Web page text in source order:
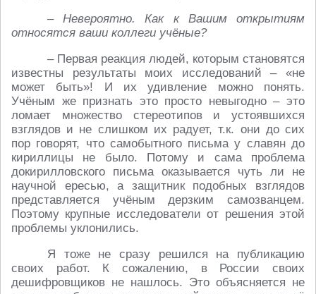
– Невероятно. Как к Вашим открытиям
относятся ваши коллеги учёные?
– Первая реакция людей, которым становятся
известны результаты моих исследований – «не
может быть»! И их удивление можно понять.
Учёным же признать это просто невыгодно – это
ломает множество стереотипов и устоявшихся
взглядов и не слишком их радует, т.к. они до сих
пор говорят, что самобытного письма у славян до
кириллицы не было. Потому и сама проблема
докирилловского письма оказывается чуть ли не
научной ересью, а защитник подобных взглядов
представляется учёным дерзким самозванцем.
Поэтому крупные исследователи от решения этой
проблемы уклонились.
Я тоже не сразу решился на публикацию
своих работ. К сожалению, в России своих
дешифровщиков не нашлось. Это объясняется не